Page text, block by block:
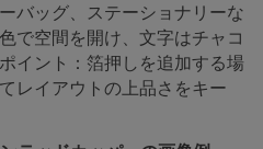
バッグ、ステーショナリーな
で空間を開け、文字はチャコ
イント：箔押しを追加する場
レイアウトの上品さをキー